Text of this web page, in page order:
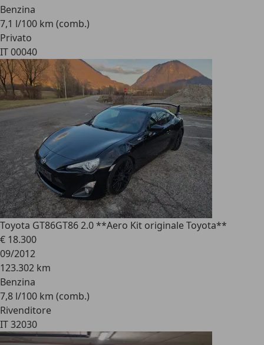
Benzina
7,1 l/100 km (comb.)
Privato
IT 00040
Toyota GT86GT86 2.0 **Aero Kit originale Toyota**
€ 18.300
09/2012
123.302 km
Benzina
7,8 l/100 km (comb.)
Rivenditore
IT 32030